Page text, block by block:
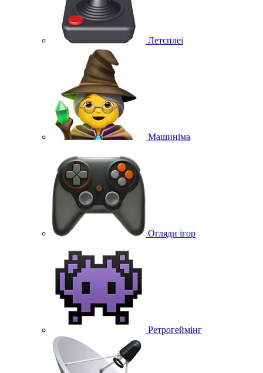
Летсплеї
Машиніма
Огляди ігор
Ретрогеймінг